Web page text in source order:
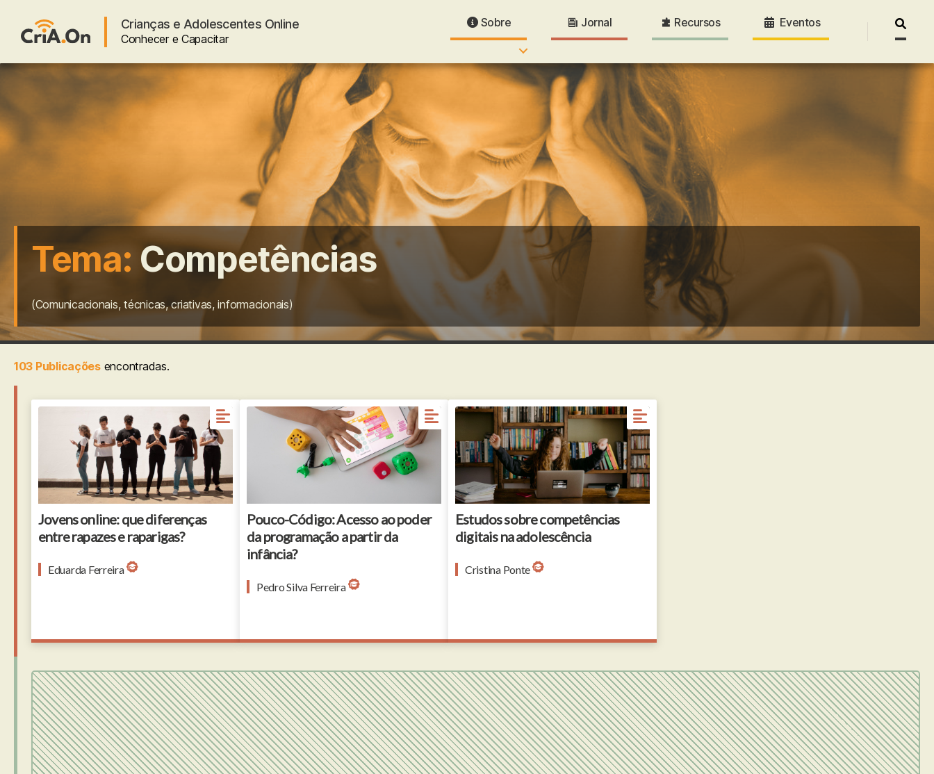
Crianças e Adolescentes Online
Conhecer e Capacitar
Sobre Jornal Recursos Eventos
por:
Tema: Competências
(Comunicacionais, técnicas, criativas, informacionais)
103 Publicaçõesencontradas.
Jovens online: que diferenças
entre rapazes e raparigas?
Eduarda Ferreira
Pouco-Código: Acesso ao poder
da programação a partir da
infância?
Pedro Silva Ferreira
Estudos sobre competências
digitais na adolescência
Cristina Ponte